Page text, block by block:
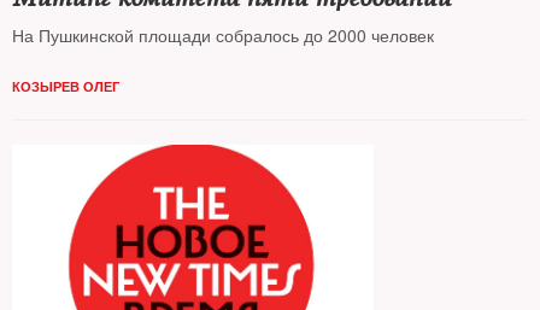
На Пушкинской площади собралось до 2000 человек
КОЗЫРЕВ ОЛЕГ